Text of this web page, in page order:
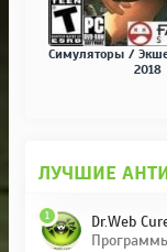
Симуляторы /
2018
ЛУЧШИЕ
Dr.Web
1